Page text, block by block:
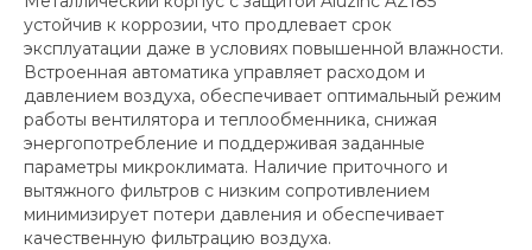
устойчив к коррозии, что продлевает срок
эксплуатации даже в условиях повышенной влажности.
Встроенная автоматика управляет расходом и
давлением воздуха, обеспечивает оптимальный режим
работы вентилятора и теплообменника, снижая
энергопотребление и поддерживая заданные
параметры микроклимата. Наличие приточного и
вытяжного фильтров с низким сопротивлением
минимизирует потери давления и обеспечивает
качественную фильтрацию воздуха.